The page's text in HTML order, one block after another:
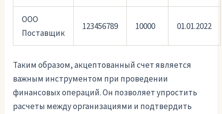
ООО
Поставщик
123456789 10000 01.01.2022
Таким образом, акцептованный счет является
важным инструментом при проведении
финансовых операций. Он позволяет упростить
расчеты между организациями и подтвердить